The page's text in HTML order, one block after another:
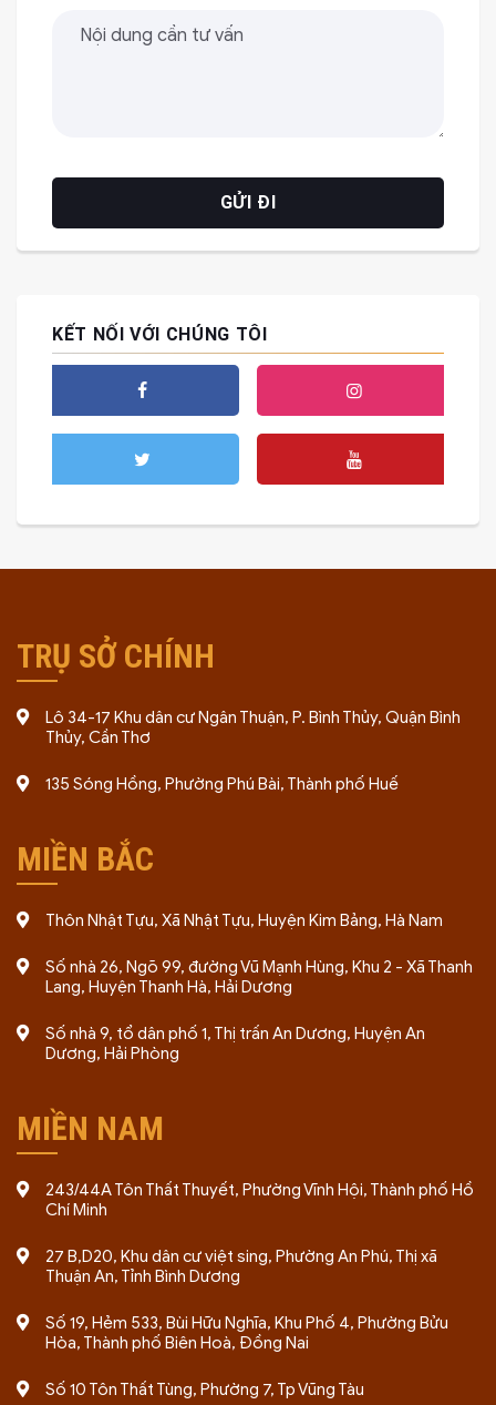
KẾT NỐI VỚI CHÚNG TÔI
TRỤ SỞ CHÍNH
Lô 34-17 Khu dân cư Ngân Thuận, P. Bình Thủy, Quận Bình
Thủy, Cần Thơ
135 Sóng Hồng, Phường Phú Bài, Thành phố Huế
MIỀN BẮC
Thôn Nhật Tựu, Xã Nhật Tựu, Huyện Kim Bảng, Hà Nam
Số nhà 26, Ngõ 99, đường Vũ Mạnh Hùng, Khu 2 - Xã Thanh
Lang, Huyện Thanh Hà, Hải Dương
Số nhà 9, tổ dân phố 1, Thị trấn An Dương, Huyện An
Dương, Hải Phòng
MIỀN NAM
243/44A Tôn Thất Thuyết, Phường Vĩnh Hội, Thành phố Hồ
Chí Minh
27 B,D20, Khu dân cư việt sing, Phường An Phú, Thị xã
Thuận An, Tỉnh Bình Dương
Số 19, Hẻm 533, Bùi Hữu Nghĩa, Khu Phố 4, Phường Bửu
Hòa, Thành phố Biên Hoà, Đồng Nai
Số 10 Tôn Thất Tùng, Phường 7, Tp Vũng Tàu